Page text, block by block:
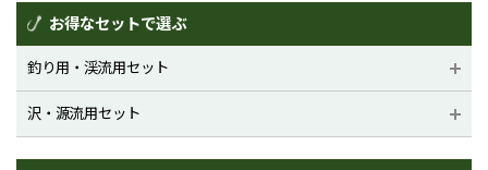
お得なセットで選ぶ
釣り用・渓流用セット
沢・源流用セット